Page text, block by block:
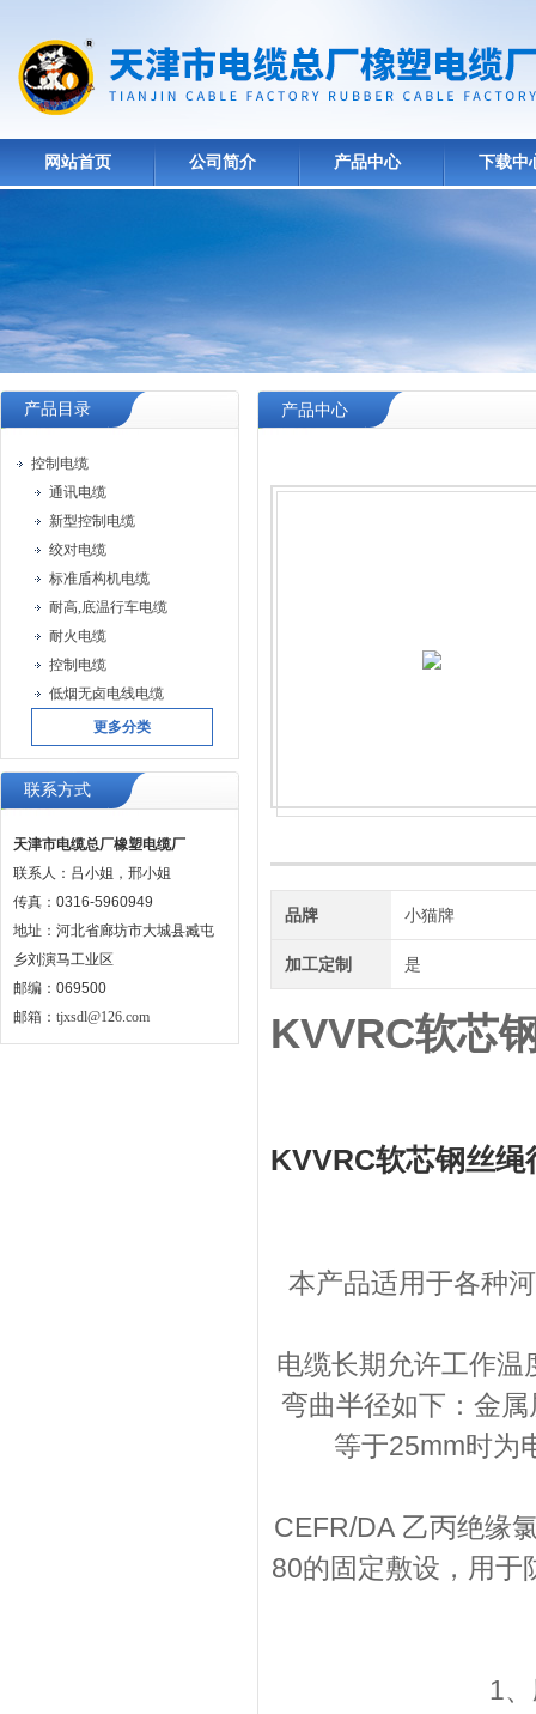
网站首页 公司简介 产品中心 下载中
产品目录
控制电缆
通讯电缆
新型控制电缆
绞对电缆
标准盾构机电缆
耐高,底温行车电缆
耐火电缆
控制电缆
低烟无卤电线电缆
更多分类
联系方式
天津市电缆总厂橡塑电缆厂
联系人：吕小姐，邢小姐
传真：0316-5960949
地址：河北省廊坊市大城县臧屯
乡刘演马工业区
邮编：069500
邮箱： tjxsdl@126.com
产品中心
品牌 小猫牌
加工定制 是
KVVRC软芯
KVVRC软芯钢丝绳
本产品适用于各种
电缆长期允许工作
弯曲半径如下：金
等于25mm时为
CEFR/DA 乙丙绝缘
80的固定敷设，用于
1